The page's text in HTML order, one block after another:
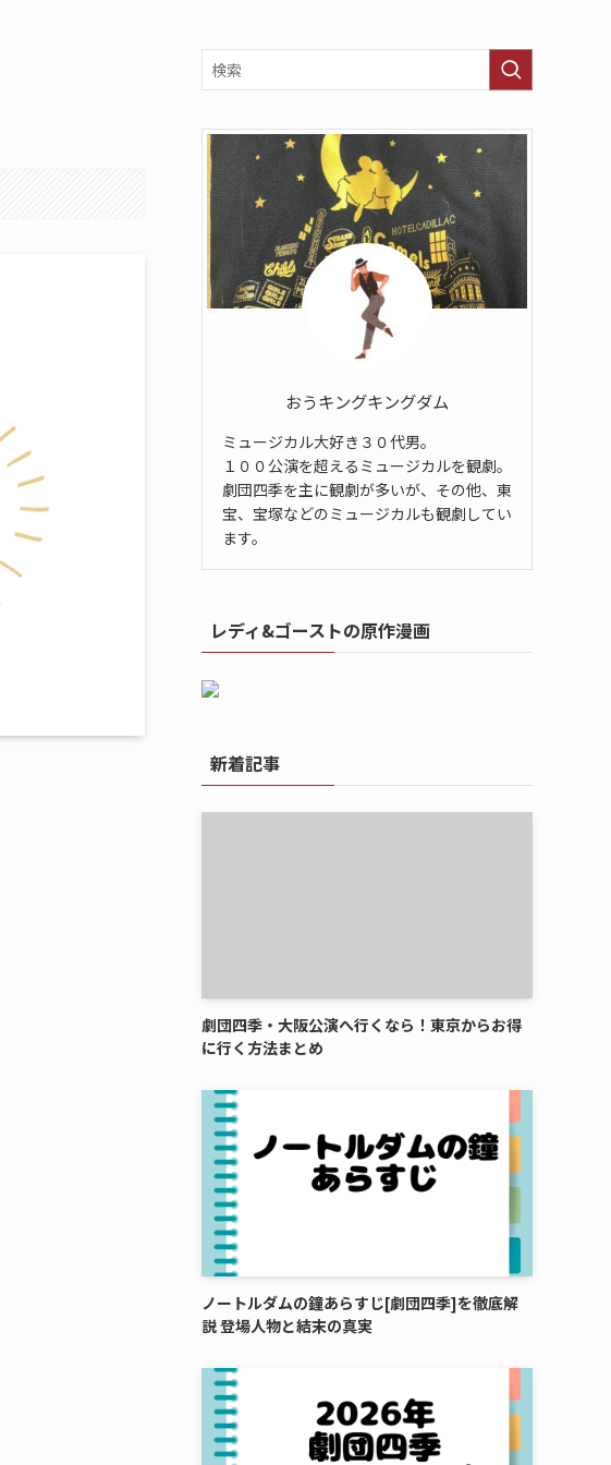
おうキングキングダム
ミュージカル大好き３０代男。
１００公演を超えるミュージカルを観劇。
劇団四季を主に観劇が多いが、その他、東
宝、宝塚などのミュージカルも観劇してい
ます。
レディ&ゴーストの原作漫画
新着記事
劇団四季・大阪公演へ行くなら！東京からお得
に行く方法まとめ
ノートルダムの鐘あらすじ[劇団四季]を徹底解
説 登場人物と結末の真実